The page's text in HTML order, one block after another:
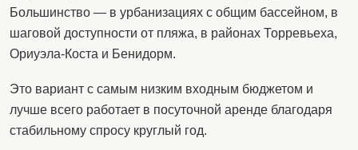
Большинство — в урбанизациях с общим бассейном, в
шаговой доступности от пляжа, в районах Торревьеха,
Ориуэла-Коста и Бенидорм.
Это вариант с самым низким входным бюджетом и
лучше всего работает в посуточной аренде благодаря
стабильному спросу круглый год.